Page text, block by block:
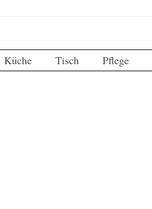
Küche Tisch Pflege